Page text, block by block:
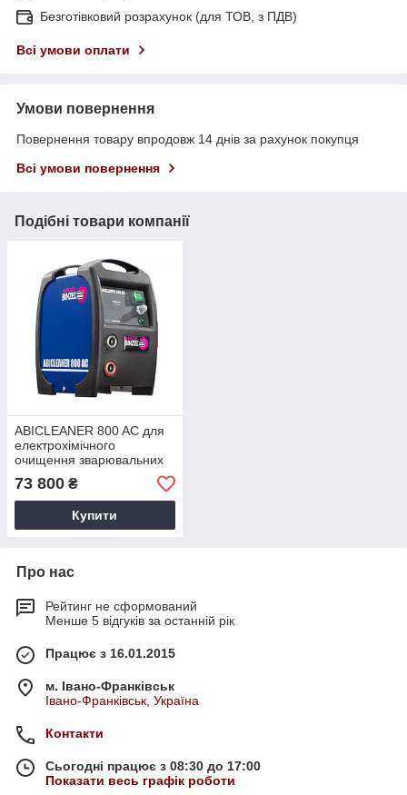
Безготівковий розрахунок (для ТОВ, з ПДВ)
Всі умови оплати
Умови повернення
Повернення товару впродовж 14 днів за рахунок покупця
Всі умови повернення
Подібні товари компанії
ABICLEANER 800 AC для
електрохімічного
очищення зварювальних
швів
73 800 ₴
Купити
Про нас
Рейтинг не сформований
Менше 5 відгуків за останній рік
Працює з 16.01.2015
м. Івано-Франківськ
Івано-Франківськ, Україна
Контакти
Сьогодні працює з 08:30 до 17:00
Показати весь графік роботи